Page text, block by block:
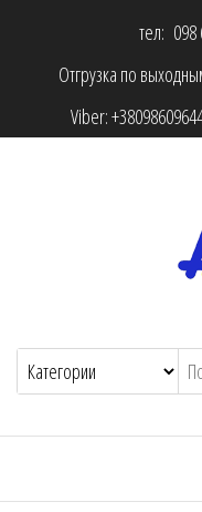
тел: 098
Отгрузка по
Viber: